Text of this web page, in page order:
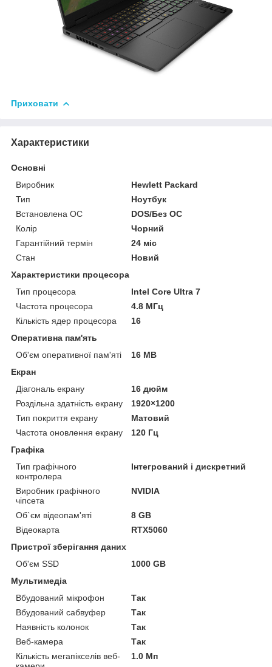
Приховати
Характеристики
Основні
Виробник
Hewlett Packard
Тип
Ноутбук
Встановлена ОС
DOS/Без ОС
Колір
Чорний
Гарантійний термін
24 міс
Стан
Новий
Характеристики процесора
Тип процесора
Intel Core Ultra 7
Частота процесора
4.8 МГц
Кількість ядер процесора
16
Оперативна пам'ять
Об'єм оперативної пам'яті
16 MB
Екран
Діагональ екрану
16 дюйм
Роздільна здатність екрану
1920×1200
Тип покриття екрану
Матовий
Частота оновлення екрану
120 Гц
Графіка
Тип графічного
контролера
Інтегрований і дискретний
Виробник графічного
чіпсета
NVIDIA
Об`єм відеопам'яті
8 GB
Відеокарта
RTX5060
Пристрої зберігання даних
Об'єм SSD
1000 GB
Мультимедіа
Вбудований мікрофон
Так
Вбудований сабвуфер
Так
Наявність колонок
Так
Веб-камера
Так
Кількість мегапікселів веб-
1.0 Мп